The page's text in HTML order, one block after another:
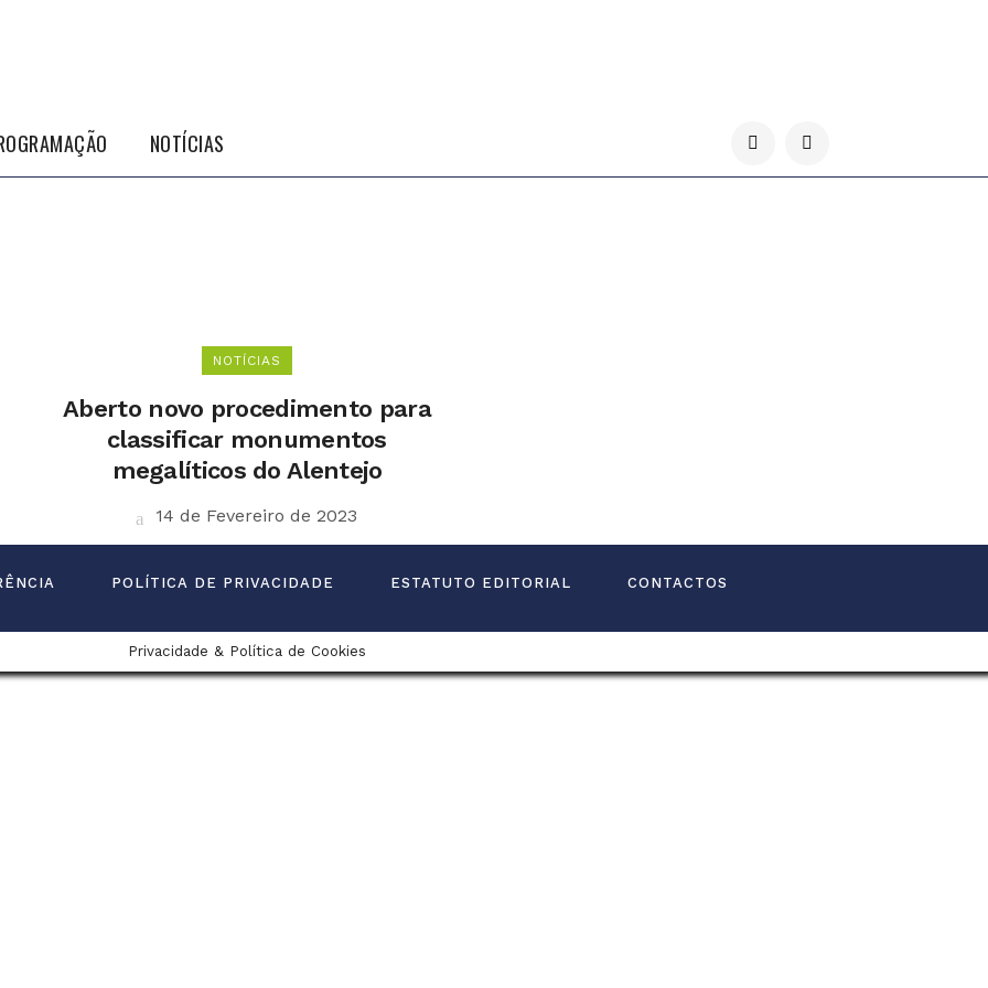
NOTÍCIAS
NOTÍCIAS
Aberto novo procedimento para
classificar monumentos
megalíticos do Alentejo
14 de Fevereiro de 2023
POLÍTICA DE PRIVACIDADE ESTATUTO EDITORIAL CONTACTOS
Privacidade & Política de Cookies